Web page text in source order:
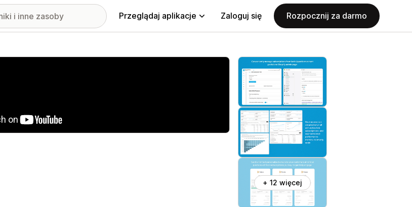
Przeglądaj aplikacje Zaloguj się Rozpocznij za darmo
w galerii
+ 12 więcej